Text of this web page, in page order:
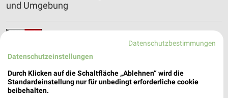
und Umgebung
Datenschutzbestimmungen
Datenschutzeinstellungen
Durch Klicken auf die Schaltfläche „Ablehnen“ wird die
Standardeinstellung nur für unbedingt erforderliche cookie
beibehalten.